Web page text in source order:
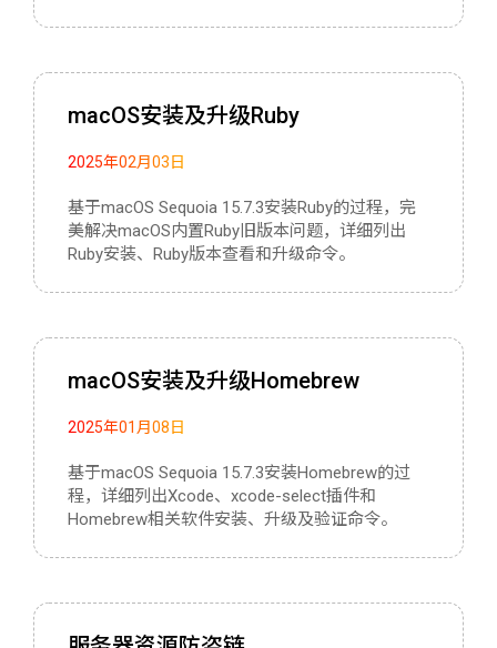
macOS安装及升级Ruby
2025年02月03日
基于macOS Sequoia 15.7.3安装Ruby的过程，完
美解决macOS内置Ruby旧版本问题，详细列出
Ruby安装、Ruby版本查看和升级命令。
macOS安装及升级Homebrew
2025年01月08日
基于macOS Sequoia 15.7.3安装Homebrew的过
程，详细列出Xcode、xcode-select插件和
Homebrew相关软件安装、升级及验证命令。